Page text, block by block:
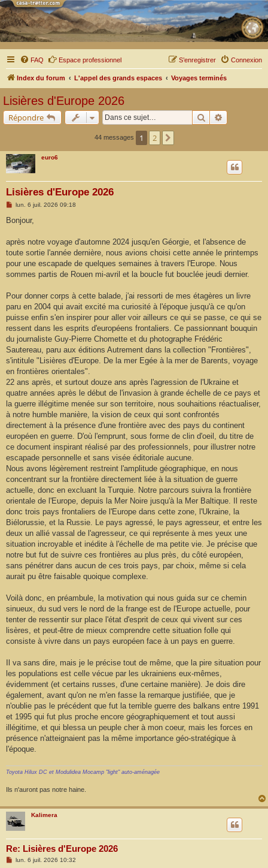
FAQ Espace professionnel Connexion
S’enregistrer
Index du forum L'appel des grands espaces Voyages terminés
Lisières d'Europe 2026
Répondre Rechercher
44 messages 1 2
euro6
Lisières d'Europe 2026
M
s
g
lun. 6 juil. 2026 09:18
Bonjour,
après notre voyage d'automne 2024 jusqu'en Géorgie, et l'absence de
toute sortie l'année dernière, nous avions choisi cette année le printemps
pour une escapade de quelques semaines à travers l'Europe. Nous
sommes partis de Rouen mi-avril et la boucle fut bouclée jeudi dernier.
Pour donner corps à cette balade, j'ai ressorti de mes étagères un livre
paru en 2004 qui avait excité ma curiosité à l'époque jusqu'à ce qu'on
puisse enfin s'en inspirer pour aller voir ailleurs ce qui se passe, ce qui se
ressent dans les esprits d'européens frontaliers. Ce passionnant bouquin
du journaliste Guy-Pierre Chomette et du photographe Frédéric
Sautereau, paru aux éditions Autrement dans la collection "Frontières",
s'intitule "Lisières d'Europe. De la mer Egée à la mer de Barents, voyage
en frontières orientales".
22 ans après, et surtout douze ans après l'agression de l'Ukraine et
quatre années après le début de l'invasion à grande échelle de ce pays et
la guerre illégitime menée sur son territoire, nous souhaitions réactualiser,
à notre humble manière, la vision de ceux qui sont confrontés
directement à la présence d'une frontière avec des pays du continent
européen en guerre. D'où l'emprunt, sous forme de clin d'oeil, du titre de
ce document inspirant réalisé par des professionnels, pour illustrer notre
escapade personnelle et sans visée éditoriale aucune.
Nous avons légèrement restreint l'amplitude géographique, en nous
concentrant sur la frontière directement liée à la situation de guerre
actuelle, donc en excluant la Turquie. Notre parcours suivra la frontière
orientale de l'Europe, depuis la Mer Noire jusqu'à la Mer Baltique. Il reste
donc trois pays frontaliers de l'Europe dans cette zone, l'Ukraine, la
Biélorussie, et la Russie. Le pays agressé, le pays agresseur, et entre les
deux un allié vassal de l'agresseur, ce qui représente à mes yeux une
situation incroyable et inédite à l'échelle de ma petite vie. Je précise que
notre but fut de suivre ces frontières au plus près, du côté européen,
sans pénétrer dans aucun de ces trois pays, par choix, même si cela
aurait pu être faisable quoique complexe.
Voilà donc, en préambule, la motivation qui nous guida sur ce chemin
sinueux, du sud vers le nord de la frange est de l'Europe actuelle, pour
tenter de ressentir sur place l'état d'esprit de ceux qui vivent sur ces
lisères, et peut-être de mieux comprendre cette situation folle qui
consiste à vivre dans un pays européen face à un pays en guerre.
Il va sans dire, mais je le précise tout de même, que la pire situation pour
les populations est celle vécue par les ukrainiens eux-mêmes,
évidemment (et certains russes, d'une certaine manière). Je dois dire
également, avant qu'on ne m'en fasse la remarque justifiée, que je
n'oublie pas le précédent que fut la terrible guerre des balkans entre 1991
et 1995 qui fut plus proche encore géographiquement et tout aussi
illégitime, et qui blessa un peuple cher à mon coeur, mais les forces en
présence n'atteignaient pas la même importance géo-stratégique à
l'époque.
Toyota Hilux DC et Modulidea Mocamp "light" auto-aménagée
Ils n'auront pas notre haine.
Kalimera
Re: Lisières d'Europe 2026
Mlun. 6 juil. 2026 10:32